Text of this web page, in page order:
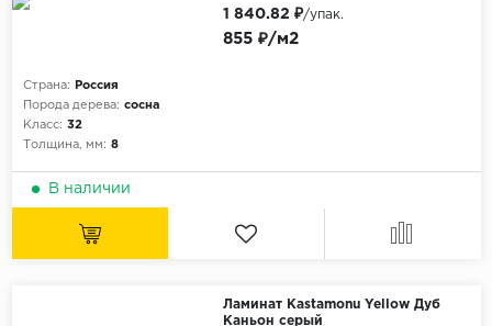
Страна:
Россия
Порода дерева: сосна
Класс: 32
Толщина, мм: 8
855 ₽/м2
1 840.82 ₽/упак.
В наличии
Ламинат Kastamonu Yellow Дуб
Каньон серый